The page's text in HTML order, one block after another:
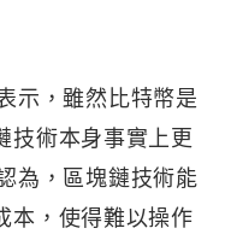
示，雖然比特幣是
技術本身事實上更
為，區塊鏈技術能
本，使得難以操作